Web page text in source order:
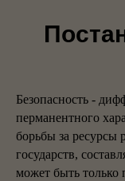
Безопасность -
перманентного
борьбы за ресурсы
государств,
может быть